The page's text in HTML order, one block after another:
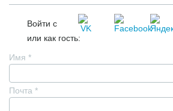
Войти с
или как гость:
Имя *
Почта *